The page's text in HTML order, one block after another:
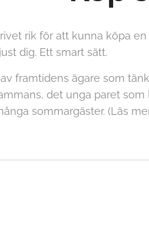
rik för att kunna köpa
dig. Ett smart sätt.
framtidens ägare som
det unga paret
sommargäster. (Läs